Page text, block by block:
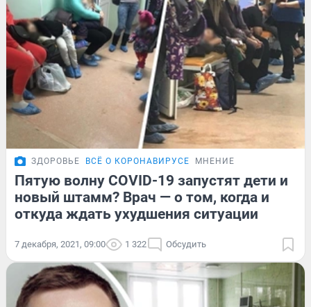
ЗДОРОВЬЕ ВСЁ О КОРОНАВИРУСЕ МНЕНИЕ
Пятую волну COVID-19 запустят дети и
новый штамм? Врач — о том, когда и
откуда ждать ухудшения ситуации
7 декабря, 2021, 09:00 1 322 Обсудить